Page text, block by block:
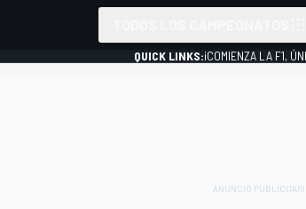
QUICK LINKS:¡COMIENZA LA F1,